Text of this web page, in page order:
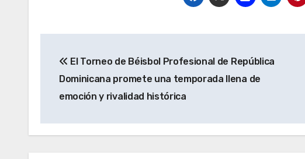
de
entradas
El Torneo de Béisbol Profesional de República
Dominicana promete una temporada llena de
emoción y rivalidad histórica